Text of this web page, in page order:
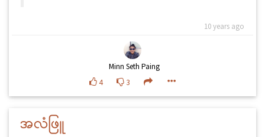
10 years ago
Minn Seth Paing
4
3
အလံဖြူ